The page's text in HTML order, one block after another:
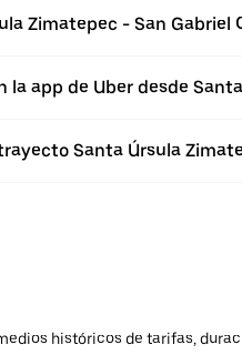
Zimatepec - San Gabriel
app de Uber desde
Santa Úrsula
históricos de tarifas,